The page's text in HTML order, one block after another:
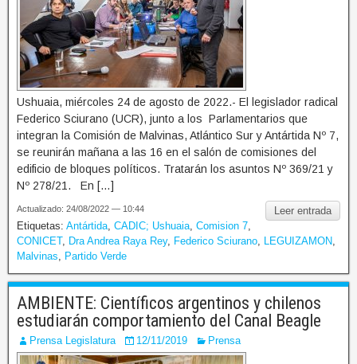
Ushuaia, miércoles 24 de agosto de 2022.- El legislador radical
Federico Sciurano (UCR), junto a los Parlamentarios que
integran la Comisión de Malvinas, Atlántico Sur y Antártida Nº 7,
se reunirán mañana a las 16 en el salón de comisiones del
edificio de bloques políticos. Tratarán los asuntos Nº 369/21 y
Nº 278/21. En […]
Leer entrada
Actualizado: 24/08/2022 — 10:44
Etiquetas: Antártida CADIC; Ushuaia Comision 7
CONICET, Dra Andrea Raya Rey, Federico Sciurano LEGUIZAMON
Malvinas
Partido Verde
AMBIENTE: Científicos argentinos y chilenos
estudiarán comportamiento del Canal Beagle
Prensa Legislatura 12/11/2019 Prensa